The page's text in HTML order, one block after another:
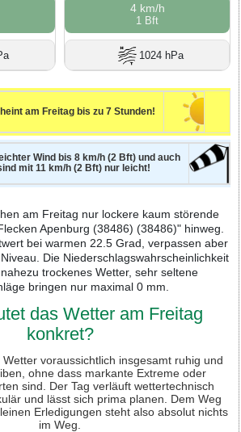
4 km/h
1 Bft
1024 hPa
am Freitag bis zu 7 Stunden!
Wind bis 8 km/h (2 Bft) und auch
mit 11 km/h (2 Bft) nur leicht!
am Freitag nur lockere kaum störende
Apenburg (38486) (38486)" hinweg.
bei warmen 22.5 Grad, verpassen aber
Die Niederschlagswahrscheinlichkeit
trockenes Wetter, sehr seltene
bringen nur maximal 0 mm.
das Wetter am Freitag
konkret?
voraussichtlich insgesamt ruhig und
ohne dass markante Extreme oder
sind. Der Tag verläuft wettertechnisch
und lässt sich prima planen. Dem Weg
Erledigungen steht also absolut nichts
im Weg.